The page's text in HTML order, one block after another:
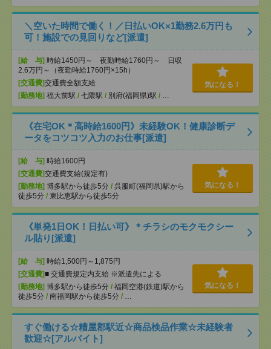
＼空いた時間で働く！／日払いOK×1勤務2.6万円も
可！施設での見回りなど[派遣]
[給 与] 時給1450円～ 夜勤時給1760円～ 日収
2.6万円～（夜勤時給1760円×15h）
[交通費]交通費全額支給
[勤務地] 福大前駅 / 七隈駅 / 別府(福岡県)駅 / …
気になる！
《在宅OK＊高時給1600円》未経験OK！健康診断デ
ータをコツコツ入力のお仕事[派遣]
[給 与] 時給1600円
[交通費]交通費支給(規定有)
[勤務地] 博多駅から徒歩5分 / 呉服町(福岡県)駅から
徒歩5分 / 東比恵駅から徒歩5分
気になる！
《単発1日OK！日払い可》＊チラシのモクモクシー
ル貼り[派遣]
[給 与] 時給1,500円～1,875円
[交通費]■ 交通費規定内支給 ※派遣先による
[勤務地] 博多駅から徒歩5分 / 福岡空港(鉄道)駅から
徒歩5分 / 南福岡駅から徒歩5分 / …
気になる！
すぐ働ける☆糟屋郡駅近☆商品検品作業☆未経験者
歓迎☆[アルバイト]